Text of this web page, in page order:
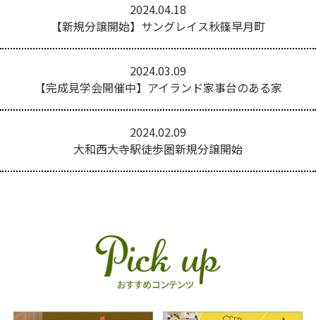
2024.04.18
【新規分譲開始】サングレイス秋篠早月町
2024.03.09
【完成見学会開催中】アイランド家事台のある家
2024.02.09
大和西大寺駅徒歩圏新規分譲開始